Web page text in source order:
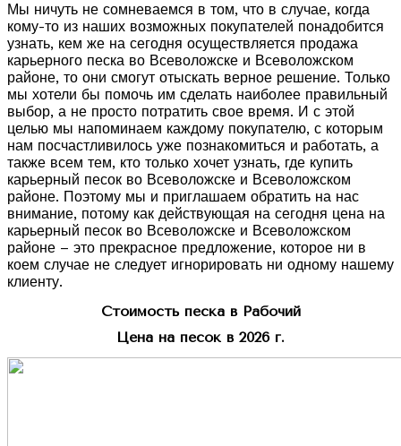
Мы ничуть не сомневаемся в том, что в случае, когда
кому-то из наших возможных покупателей понадобится
узнать, кем же на сегодня осуществляется продажа
карьерного песка во Всеволожске и Всеволожском
районе, то они смогут отыскать верное решение. Только
мы хотели бы помочь им сделать наиболее правильный
выбор, а не просто потратить свое время. И с этой
целью мы напоминаем каждому покупателю, с которым
нам посчастливилось уже познакомиться и работать, а
также всем тем, кто только хочет узнать, где купить
карьерный песок во Всеволожске и Всеволожском
районе. Поэтому мы и приглашаем обратить на нас
внимание, потому как действующая на сегодня цена на
карьерный песок во Всеволожске и Всеволожском
районе – это прекрасное предложение, которое ни в
коем случае не следует игнорировать ни одному нашему
клиенту.
Стоимость песка в Рабочий
Цена на песок в 2026 г.